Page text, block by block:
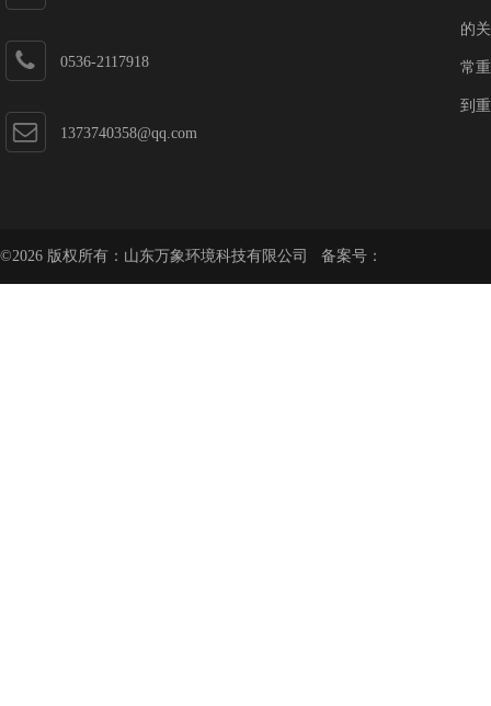
0536-2117918
1373740358@qq.com
的
常
到
©2026 版权所有：山东万象环境科技有限公司 备案号：